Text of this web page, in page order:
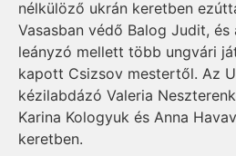
nélkülöző ukrán keretben
Vasasban védő Balog Judit,
leányzó mellett több ungvári
kapott Csizsov mestertől. Az
kézilabdázó Valeria
Karina Kologyuk és Anna
keretben.